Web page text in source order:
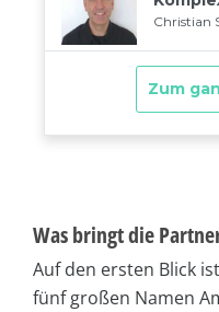
Was bringt die
Auf den ersten Blick
fünf großen Namen